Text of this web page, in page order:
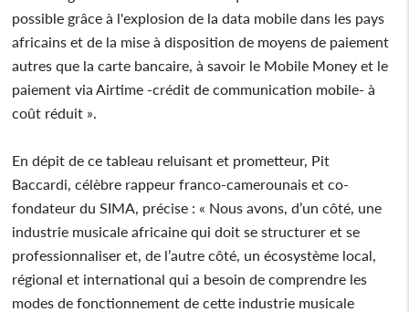
possible grâce à l'explosion de la data mobile dans les pays
africains et de la mise à disposition de moyens de paiement
autres que la carte bancaire, à savoir le Mobile Money et le
paiement via Airtime -crédit de communication mobile- à
coût réduit ».
En dépit de ce tableau reluisant et prometteur, Pit
Baccardi, célèbre rappeur franco-camerounais et co-
fondateur du SIMA, précise : « Nous avons, d’un côté, une
industrie musicale africaine qui doit se structurer et se
professionnaliser et, de l’autre côté, un écosystème local,
régional et international qui a besoin de comprendre les
modes de fonctionnement de cette industrie musicale